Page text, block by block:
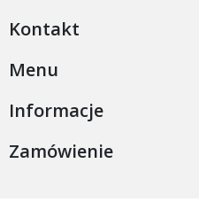
Kontakt
Menu
Informacje
Zamówienie